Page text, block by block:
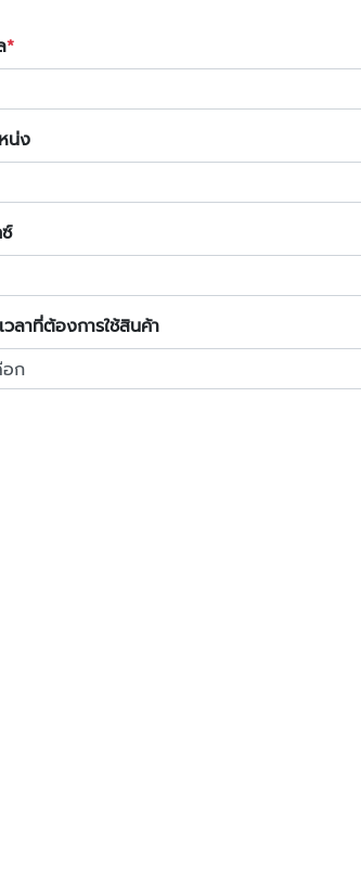
น่ง
วลาที่ต้องการใช้สินค้า